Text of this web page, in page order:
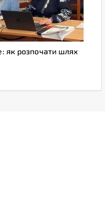
як розпочати шлях